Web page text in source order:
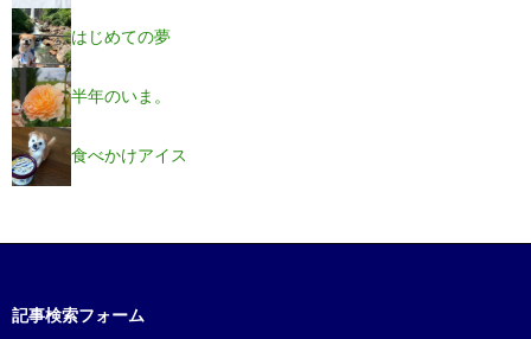
はじめての夢
半年のいま。
食べかけアイス
記事検索フォーム